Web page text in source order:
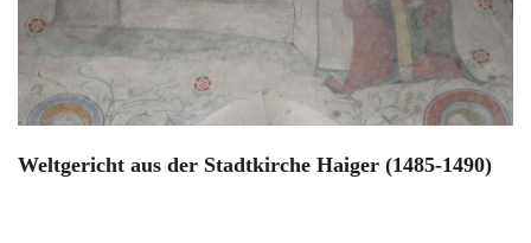
Weltgericht aus der Stadtkirche Haiger (1485-1490)